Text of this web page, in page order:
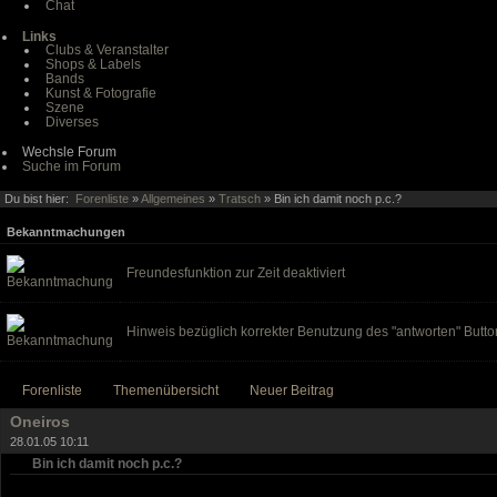
Chat
Links
Clubs & Veranstalter
Shops & Labels
Bands
Kunst & Fotografie
Szene
Diverses
Wechsle Forum
Suche im Forum
Du bist hier: Forenliste »Allgemeines » Tratsch » Bin ich damit noch p.c.?
Bekanntmachungen
Freundesfunktion zur Zeit deaktiviert
Hinweis bezüglich korrekter Benutzung des "antworten"
Forenliste Themenübersicht Neuer Beitrag
Oneiros
28.01.05 10:11
Bin ich damit noch p.c.?